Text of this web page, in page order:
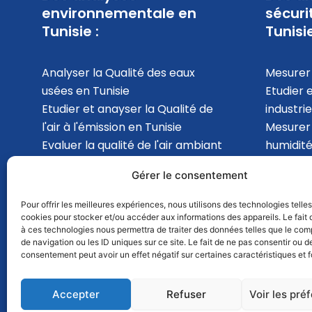
Gérer le consentement
Pour offrir les meilleures expériences, nous utilisons des technologies
cookies pour stocker et/ou accéder aux informations des appareils. Le fait
à ces technologies nous permettra de traiter des données telles que le
de navigation ou les ID uniques sur ce site. Le fait de ne pas consentir ou
consentement peut avoir un effet négatif sur certaines caractéristiques et
Accepter Refuser Voir les
environnementale en
Tunisie :
Analyser la Qualité des eaux
usées en Tunisie
Etudier et anayser la Qualité de
l'air à l'émission en Tunisie
Evaluer la qualité de l'air ambiant
Mesurer les Bruits
environnemental en Tunisie
Etudier
en
© 2025 | GSDI